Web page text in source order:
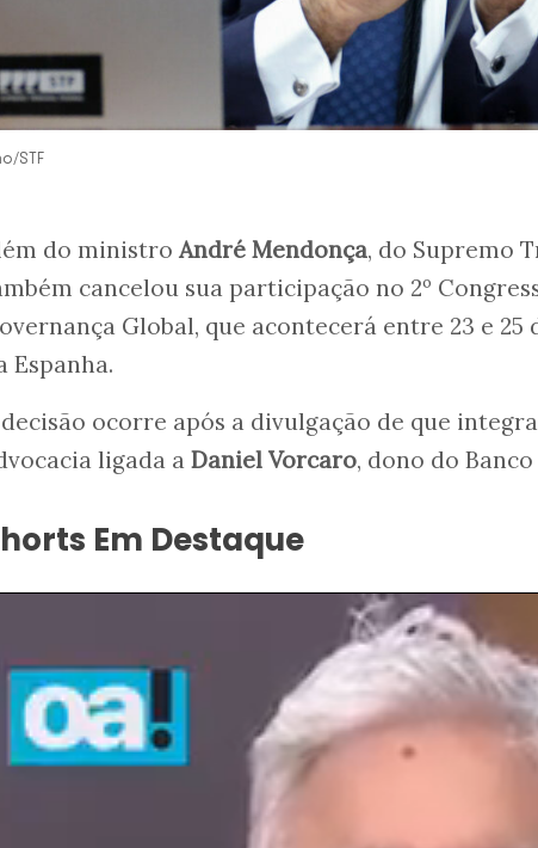
STF
do ministro André Mendonça, do Supremo
cancelou sua participação no 2º
Global, que acontecerá entre 23 e 25
Espanha.
ocorre após a divulgação de que
ligada a Daniel Vorcaro, dono do
Em Destaque